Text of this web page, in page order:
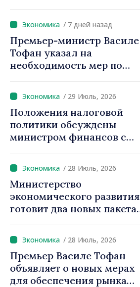
готовности
/ 7 дней назад
Премьер-министр Василе
Тофан указал на
необходимость мер по
предпринимателей:
«Нужно облегчить
деятельность местных
компаний»
/ 29 Июль, 2026
Положения налоговой
политики обсуждены
министром финансов с
сельскохозяйственного
сектора
/ 28 Июль, 2026
Министерство
экономического развития
готовит два новых пакета
будут изменены 100
законов и постановлений
/ 28 Июль, 2026
Премьер Василе Тофан
объявляет о новых мерах
для обеспечения рынка